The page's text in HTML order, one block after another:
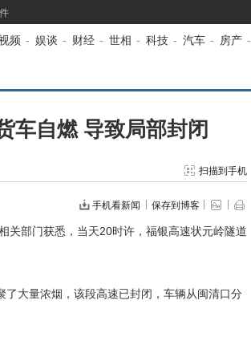
频 - 娱谈 - 财经 - 世相 - 科技 - 汽车 - 房产 -
车自燃 导致局部封闭
扫描到手机
手机看新闻 保存到博客
部门获悉，当天20时许，福银高速状元岭隧道
大量浓烟，该段高速已封闭，车辆从闽清口分